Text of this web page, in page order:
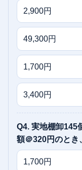
2,900円
49,300円
1,700円
3,400円
Q4. 実地棚卸145
額＠320円のとき
1,700円